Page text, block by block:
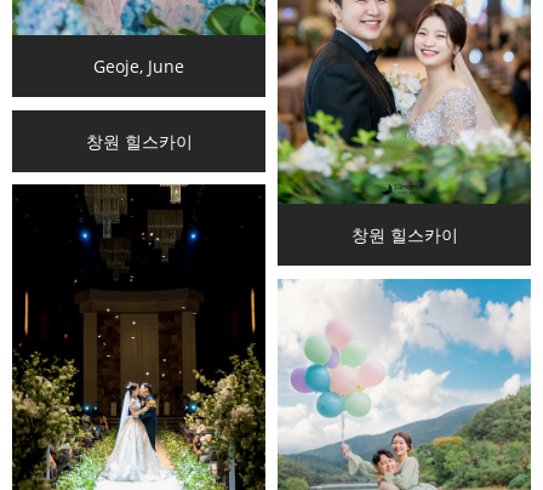
Geoje, June
창원 힐스카이
창원 힐스카이